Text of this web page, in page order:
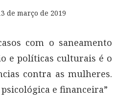
de março de 2019
com o saneamento
e políticas culturais é o
contra as mulheres.
e financeira”